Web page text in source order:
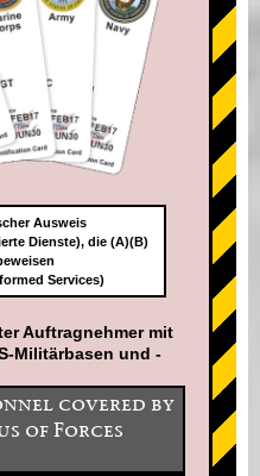
Ausweis
Dienste), die (A)(B)
Services)
Auftragnehmer mit
Militärbasen und -
covered by
of Forces